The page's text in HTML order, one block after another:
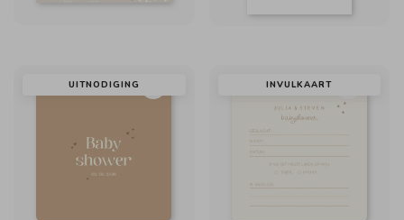
UITNODIGING INVULKAART